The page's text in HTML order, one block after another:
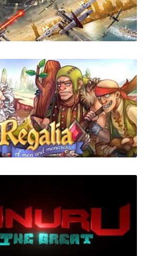
Fishing Adventure
- Squadron Extended
Edition
Of Men and Monarchs